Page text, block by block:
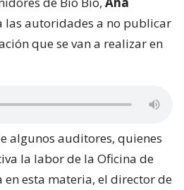
las autoridades a no publicar
que se van a realizar en
algunos auditores, quienes
la labor de la Oficina de
esta materia, el director de